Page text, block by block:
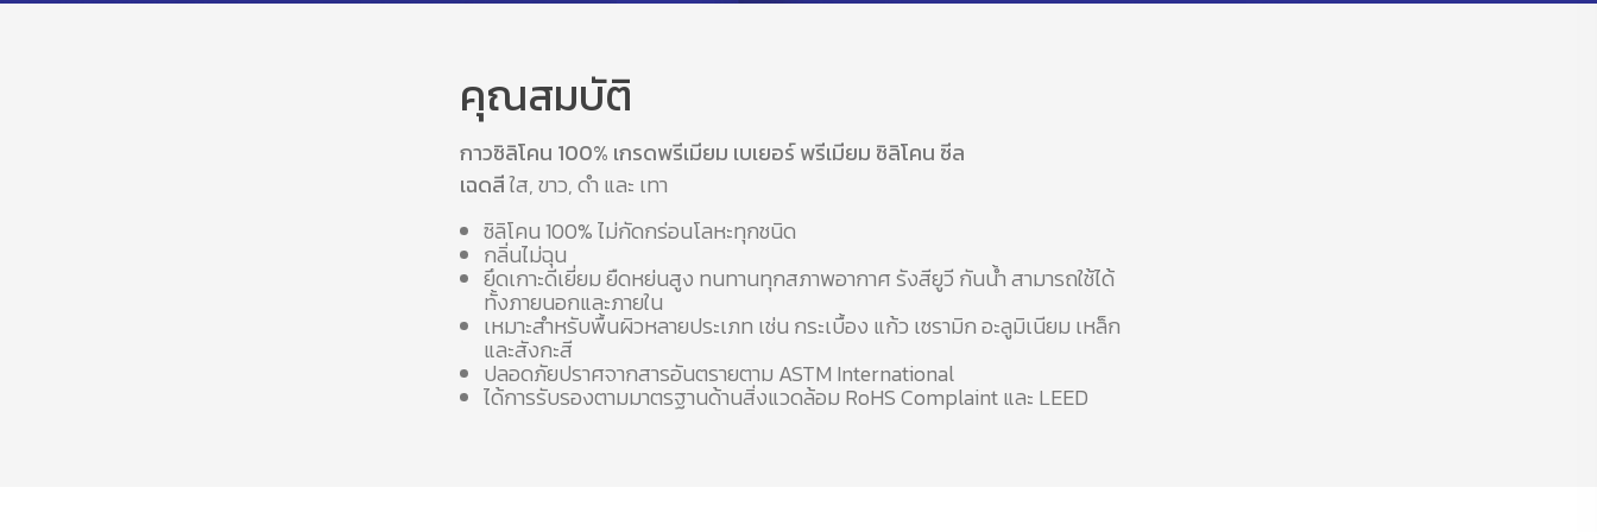
คุณสมบัติ
กาวซิลิโคน 100% เกรดพรีเมียม เบเยอร์ พรีเมียม ซิลิโคน ซีล
เฉดสีใส, ขาว, ดำ และ เทา
ซิลิโคน 100% ไม่กัดกร่อนโลหะทุกชนิด
กลิ่นไม่ฉุน
ยึดเกาะดีเยี่ยม ยืดหย่นสูง ทนทานทุกสภาพอากาศ รังสียูวี กันน้ำ สามารถใช้ได้
ทั้งภายนอกและภายใน
เหมาะสำหรับพื้นผิวหลายประเภท เช่น กระเบื้อง แก้ว เซรามิก อะลูมิเนียม เหล็ก
และสังกะสี
ปลอดภัยปราศจากสารอันตรายตาม ASTM International
ได้การรับรองตามมาตรฐานด้านสิ่งแวดล้อม RoHS Complaint และ LEED